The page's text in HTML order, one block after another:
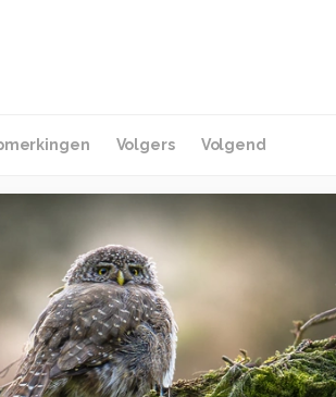
Volgers Volgend